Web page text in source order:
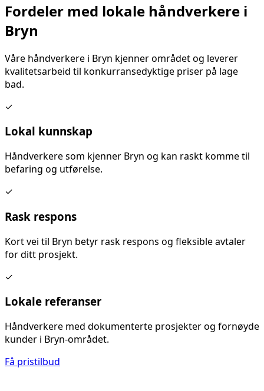
Fordeler med lokale håndverkere i
Bryn
Våre håndverkere i Bryn kjenner området og leverer
kvalitetsarbeid til konkurransedyktige priser på lage
bad.
✓
Lokal kunnskap
Håndverkere som kjenner Bryn og kan raskt komme til
befaring og utførelse.
✓
Rask respons
Kort vei til Bryn betyr rask respons og fleksible avtaler
for ditt prosjekt.
✓
Lokale referanser
Håndverkere med dokumenterte prosjekter og fornøyde
kunder i Bryn-området.
Få pristilbud